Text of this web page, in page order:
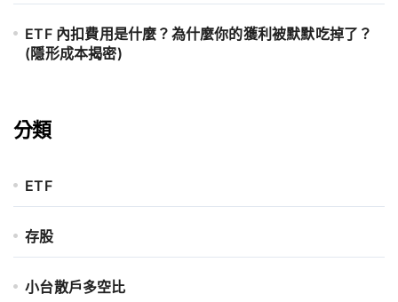
ETF 內扣費用是什麼？為什麼你的獲利被默默吃掉了？
(隱形成本揭密)
分類
ETF
存股
小台散戶多空比